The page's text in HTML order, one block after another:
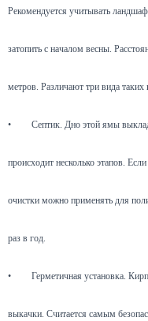
Рекомендуется учитывать
затопить с началом весны.
метров. Различают три вида таких
• Септик. Дно этой ямы
происходит несколько этапов.
очистки можно применять для
раз в год.
• Герметичная установка.
выкачки. Считается самым